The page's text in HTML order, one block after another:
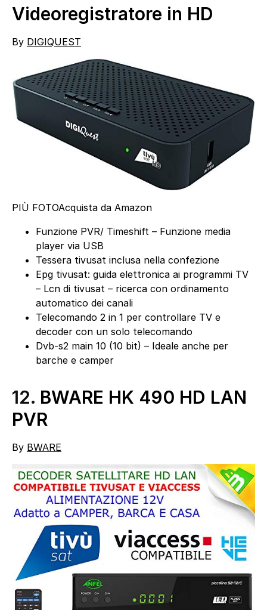
Videoregistratore in HD
By DIGIQUEST
PIÙ FOTOAcquista da Amazon
Funzione PVR/ Timeshift – Funzione media
player via USB
Tessera tivusat inclusa nella confezione
Epg tivusat: guida elettronica ai programmi TV
– Lcn di tivusat – ricerca con ordinamento
automatico dei canali
Telecomando 2 in 1 per controllare TV e
decoder con un solo telecomando
Dvb-s2 main 10 (10 bit) – Ideale anche per
barche e camper
12. BWARE HK 490 HD LAN
PVR
By BWARE